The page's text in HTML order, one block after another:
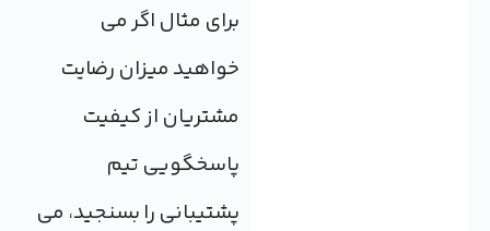
برای مثال اگر می
خواهید میزان رضایت
مشتریان از کیفیت
پاسخگویی تیم
پشتیبانی را بسنجید، می